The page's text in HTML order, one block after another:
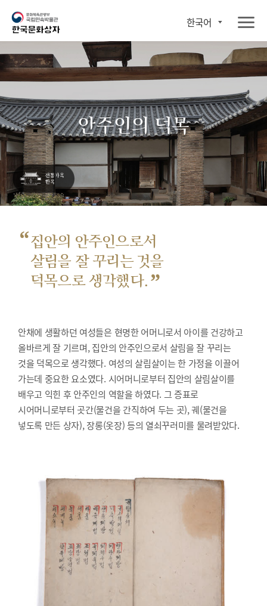
한국어
안주인의 덕목
“집안의 안주인으로서
살림을 잘 꾸리는 것을
덕목으로 생각했다. ”
안채에 생활하던 여성들은 현명한 어머니로서 아이를 건강하고
올바르게 잘 기르며, 집안의 안주인으로서 살림을 잘 꾸리는
것을 덕목으로 생각했다. 여성의 살림살이는 한 가정을 이끌어
가는데 중요한 요소였다. 시어머니로부터 집안의 살림살이를
배우고 익힌 후 안주인의 역할을 하였다. 그 증표로
시어머니로부터 곳간(물건을 간직하여 두는 곳), 궤(물건을
넣도록 만든 상자), 장롱(옷장) 등의 열쇠꾸러미를 물려받았다.